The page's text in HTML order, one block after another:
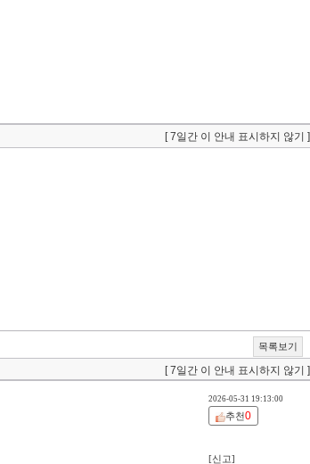
[ 7일간 이 안내 표시하지 않기 ]
목록보기
[ 7일간 이 안내 표시하지 않기 ]
2026-05-31 19:13:00
추천0
[신고]